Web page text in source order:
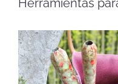
Herramientas